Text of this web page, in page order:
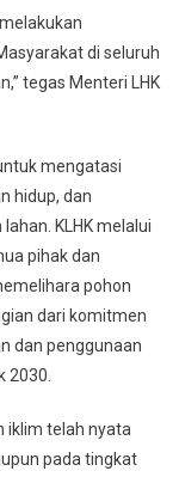
di seluruh
tegas Menteri LHK
mengatasi
hidup, dan
KLHK melalui
pihak dan
pohon
dari komitmen
dan penggunaan
2030.
iklim telah nyata
pada tingkat